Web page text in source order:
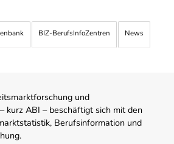
BIZ-BerufsInfoZentren News
und
kurz ABI – beschäftigt sich mit den
Berufsinformation und